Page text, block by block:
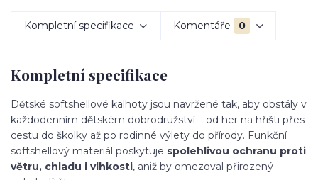
Kompletní specifikace Komentáře 0
Kompletní specifikace
Dětské softshellové kalhoty jsou navržené tak, aby obstály v
každodenním dětském dobrodružství – od her na hřišti přes
cestu do školky až po rodinné výlety do přírody. Funkční
softshellový materiál poskytuje spolehlivou ochranu proti
větru, chladu i vlhkosti, aniž by omezoval přirozený